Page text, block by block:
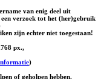
van enig deel uit
verzoek tot het (her)gebruik
zijn echter niet toegestaan!
px.,
)
of geholpen hebben.